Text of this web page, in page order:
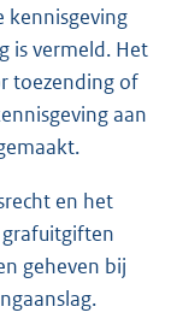
kennisgeving
is vermeld. Het
toezending of
aan
en het
geheven bij